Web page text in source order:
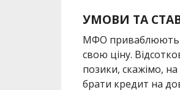
УМОВИ ТА
МФО приваблюють
свою ціну.
позики, скажімо,
брати кредит на